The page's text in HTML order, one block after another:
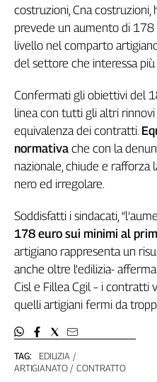
Speciali
G8
di
il
sangue
ragione
120
anni
Cgil
Academy
Collettiva
Play
Collettiva
La
settimana
Collettiva
TAG:
EDILIZIA
ARTIGIANATO
CONTRATTO
costruzioni, Cna costruzioni,
prevede un aumento di
livello nel comparto
del settore che interessa
Confermati gli obiettivi del
linea con tutti gli altri
equivalenza dei contratti.
normativa che con la
nazionale, chiude e
nero ed irregolare.
Soddisfatti i sindacati,
178 euro sui minimi al
artigiano rappresenta un
anche oltre l'edilizia-
Cisl e Fillea Cgil – i contratti
quelli artigiani fermi da